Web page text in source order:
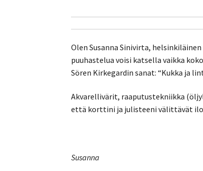
Olen Susanna Sinivirta,
puuhastelua voisi katsella vaikka
Sören Kirkegardin sanat: “Kukka ja
Akvarellivärit, raaputustekniikka
että korttini ja julisteeni välittävät
Susanna